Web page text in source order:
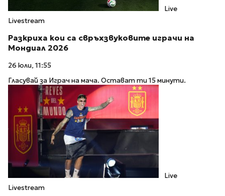
Live
Livestream
Разкриха кои са свръхзвуковите играчи на
Мондиал 2026
26 юли, 11:55
Гласувай за Играч на мача. Остават ти 15 минути.
Live
Livestream